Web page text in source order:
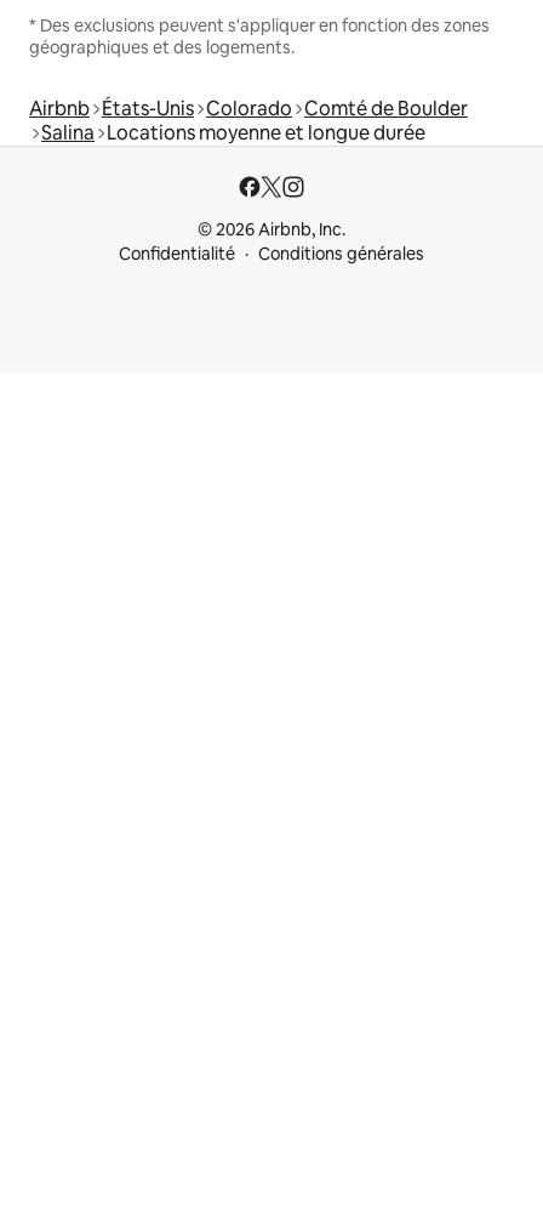
* Des exclusions peuvent s'appliquer en fonction des zones
géographiques et des logements.
Airbnb États-Unis Colorado Comté de Boulder
Salina Locations moyenne et longue durée
© 2026 Airbnb, Inc.
Confidentialité
Conditions générales